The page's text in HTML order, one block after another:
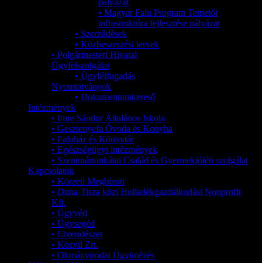
pályázat
• Magyar Falu Program Temetői
infrastruktúra fejlesztése pályázat
• Szerződések
• Közbeszerzési tervek
• Polgármesteri Hivatal
Ügyfélszolgálat
• Ügyfélfogadás
Nyomtatványok
• Dokumentumkereső
Intézmények
• Imre Sándor Általános Iskola
• Gesztenyefa Óvoda és Konyha
• Faluház és Könyvtár
• Egészségügyi intézmények
• Szentmártonkátai Család és Gyermekjóléti szolgálat
Kapcsolatok
• Körzeti Megbízott
• Duna-Tisza közi Hulladékgazdálkodási Nonprofit
Kft.
• Ügyvéd
• Ügysegéd
• Ebrendészet
• Közvil Zrt.
• Okmányirodai Ügyintézés